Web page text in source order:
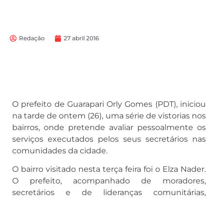
Redação 27 abril 2016
O prefeito de Guarapari Orly Gomes (PDT), iniciou
na tarde de ontem (26), uma série de vistorias nos
bairros, onde pretende avaliar pessoalmente os
serviços executados pelos seus secretários nas
comunidades da cidade.
O bairro visitado nesta terça feira foi o Elza Nader.
O prefeito, acompanhado de moradores,
secretários e de lideranças comunitárias,